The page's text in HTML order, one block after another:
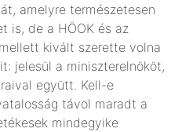
amelyre természetesen
is, de a HÖOK és az
kivált szerette volna
jelesül a miniszterelnököt,
együtt. Kell-e
távol maradt a
mindegyike